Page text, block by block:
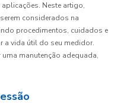
Neste artigo,
considerados na
procedimentos, cuidados e
a vida útil do seu medidor.
manutenção adequada,